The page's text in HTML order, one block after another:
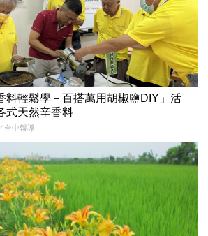
料輕鬆學－百搭萬用胡椒鹽DIY」活
天然辛香料
台中報導